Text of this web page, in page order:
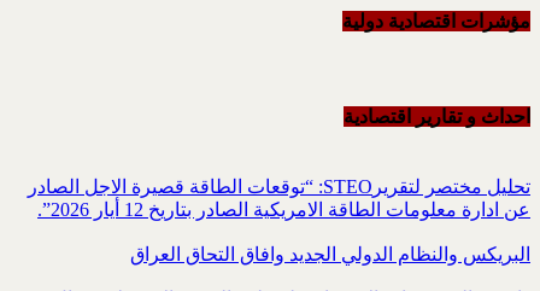
مؤشرات اقتصادية دولية
احداث و تقاریر اقتصادیة
تحليل مختصر لتقريرSTEO‏: “توقعات الطاقة قصيرة الاجل الصادر
عن ادارة معلومات الطاقة الامريكية ‏الصادر بتاريخ 12 أيار 2026”.‏
البريكس والنظام الدولي الجديد وافاق التحاق العراق